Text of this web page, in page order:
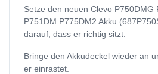
Setze den neuen Clevo P750DMG
P751DM P775DM2 Akku
darauf, dass er richtig sitzt.
Bringe den Akkudeckel wieder an
er einrastet.